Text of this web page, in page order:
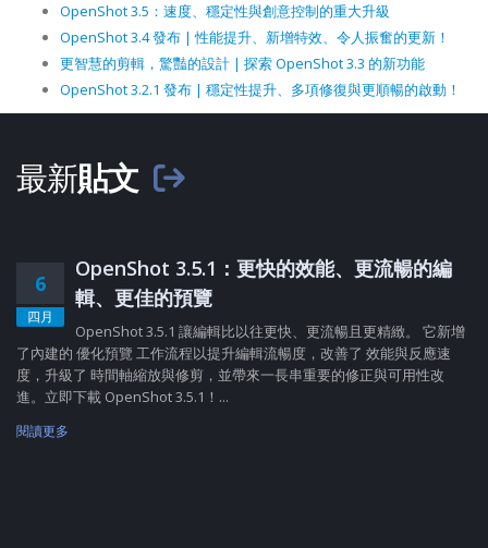
OpenShot 3.5：速度、穩定性與創意控制的重大升級
OpenShot 3.4 發布 | 性能提升、新增特效、令人振奮的更新！
更智慧的剪輯，驚豔的設計 | 探索 OpenShot 3.3 的新功能
OpenShot 3.2.1 發布 | 穩定性提升、多項修復與更順暢的啟動！
最新貼文
6
四月
OpenShot 3.5.1：更快的效能、更流暢的編
輯、更佳的預覽
OpenShot 3.5.1 讓編輯比以往更快、更流暢且更精緻。 它新增
了內建的 優化預覽 工作流程以提升編輯流暢度，改善了 效能與反應速
度，升級了 時間軸縮放與修剪，並帶來一長串重要的修正與可用性改
進。立即下載 OpenShot 3.5.1！...
閱讀更多